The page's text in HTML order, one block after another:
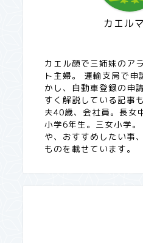
カエル
カエル顔で三姉妹のア
ト主婦。 運輸支局で申
かし、自動車登録の申
すく解説している記事
夫40歳、会社員。長女
小学6年生。三女小学
や、おすすめしたい事
ものを載せています。